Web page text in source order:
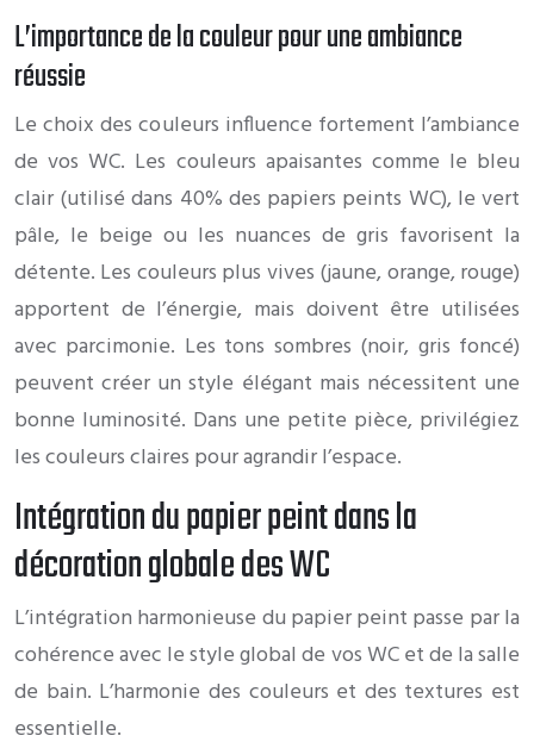
L’importance de la couleur pour une ambiance
réussie
Le choix des couleurs influence fortement l’ambiance
de vos WC. Les couleurs apaisantes comme le bleu
clair (utilisé dans 40% des papiers peints WC), le vert
pâle, le beige ou les nuances de gris favorisent la
détente. Les couleurs plus vives (jaune, orange, rouge)
apportent de l’énergie, mais doivent être utilisées
avec parcimonie. Les tons sombres (noir, gris foncé)
peuvent créer un style élégant mais nécessitent une
bonne luminosité. Dans une petite pièce, privilégiez
les couleurs claires pour agrandir l’espace.
Intégration du papier peint dans la
décoration globale des WC
L’intégration harmonieuse du papier peint passe par la
cohérence avec le style global de vos WC et de la salle
de bain. L’harmonie des couleurs et des textures est
essentielle.